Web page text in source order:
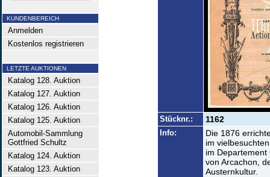
KUNDENBEREICH
Anmelden
Kostenlos registrieren
LETZTE AUKTIONEN
Katalog 128. Auktion
Katalog 127. Auktion
Katalog 126. Auktion
Katalog 125. Auktion
Automobil-Sammlung
Gottfried Schultz
Katalog 124. Auktion
Katalog 123. Auktion
Stücknr.: 1162
Info:
Die 1876
im
im
von Arcachon,
Austernkultur.